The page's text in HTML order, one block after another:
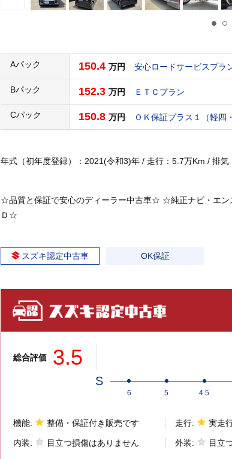
Aパック 150.4 万円 安心ロードサービスプラ
Bパック 152.3 万円 ＥＴＣプラン
Cパック 150.8 万円 ＯＫ保証プラス１（軽四
年式（初年度登録）：2021(令和3)年 / 走行：5.7万Km / 排
☆品質と保証で安心のディーラー中古車☆ ☆純正ナビ・エン
Ｄ☆
スズキ認定中古車 OK保証
総合評価 3.5
S
6 5 4.5
機能: 整備・保証付き販売です 走行: 実走
内装: 目立つ損傷はありません 外装: 目立